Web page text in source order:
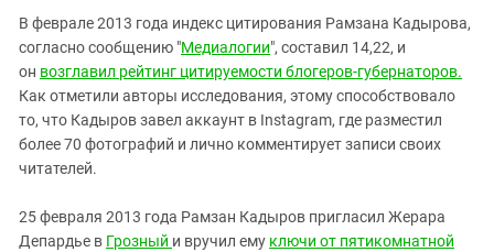
В феврале 2013 года индекс цитирования Рамзана Кадырова,
согласно сообщению "Медиалогии", составил 14,22, и
он возглавил рейтинг цитируемости блогеров-губернаторов.
Как отметили авторы исследования, этому способствовало
то, что Кадыров завел аккаунт в Instagram, где разместил
более 70 фотографий и лично комментирует записи своих
читателей.
25 февраля 2013 года Рамзан Кадыров пригласил Жерара
Депардье в Грозный и вручил ему ключи от пятикомнатной